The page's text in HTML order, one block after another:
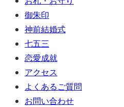
御朱印
神前結婚式
七五三
恋愛成就
アクセス
よくあるご質問
お問い合わせ